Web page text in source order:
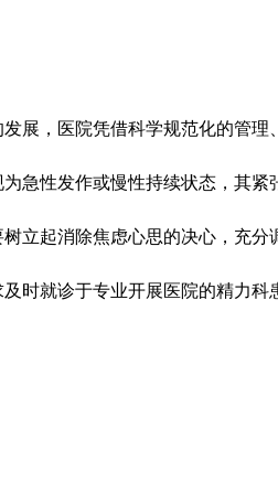
展，医院凭借科学规范化的管
性发作或慢性持续状态，其
起消除焦虑心思的决心，充分
时就诊于专业开展医院的精力